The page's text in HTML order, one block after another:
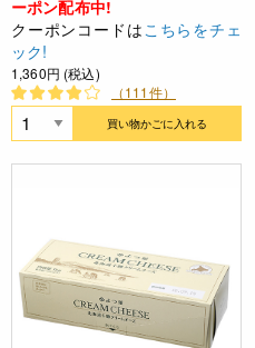
ーポン配布中!
クーポンコードはこちらをチェ
ック!
1,360円 (税込)
（111件）
買い物かごに入れる